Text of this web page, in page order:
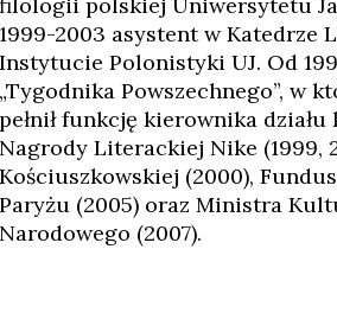
filologii polskiej Uniwersytetu
1999-2003 asystent w Katedrze
Instytucie Polonistyki UJ. Od
„Tygodnika Powszechnego”, w
pełnił funkcję kierownika
Nagrody Literackiej Nike (1999,
Kościuszkowskiej (2000),
Paryżu (2005) oraz Ministra
Narodowego (2007).